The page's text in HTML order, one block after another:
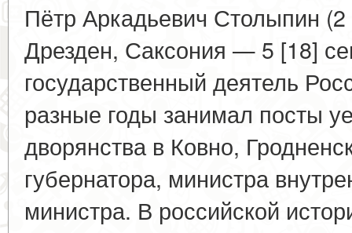
Пётр Аркадьевич Столыпин
Дрезден, Саксония — 5 [18]
государственный деятель
разные годы занимал посты
дворянства в Ковно,
губернатора, министра
министра. В российской